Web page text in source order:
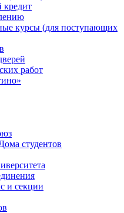
кредит
курсы (для поступающих
работ
студентов
и секции